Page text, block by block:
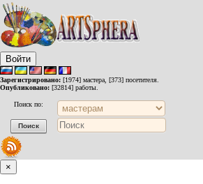
Войти
Зарегистрировано: [1974] мастера, [373] посетителя.
Опубликовано: [32814] работы.
Поиск по:
×